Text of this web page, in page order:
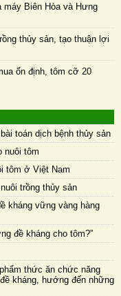
Biên Hòa và Hưng
thủy sản, tạo thuận lợi
ổn định, tôm cỡ 20
toán dịch bệnh thủy sản
nuôi tôm
tôm ở Việt Nam
trồng thủy sản
kháng vững vàng hàng
đề kháng cho tôm?”
thức ăn chức năng
kháng, hướng đến những